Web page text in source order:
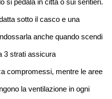
si pedala in città o sui sentieri.
sotto il casco e una
anche quando scendi
3 strati assicura
compromessi, mentre le aree
la ventilazione in ogni